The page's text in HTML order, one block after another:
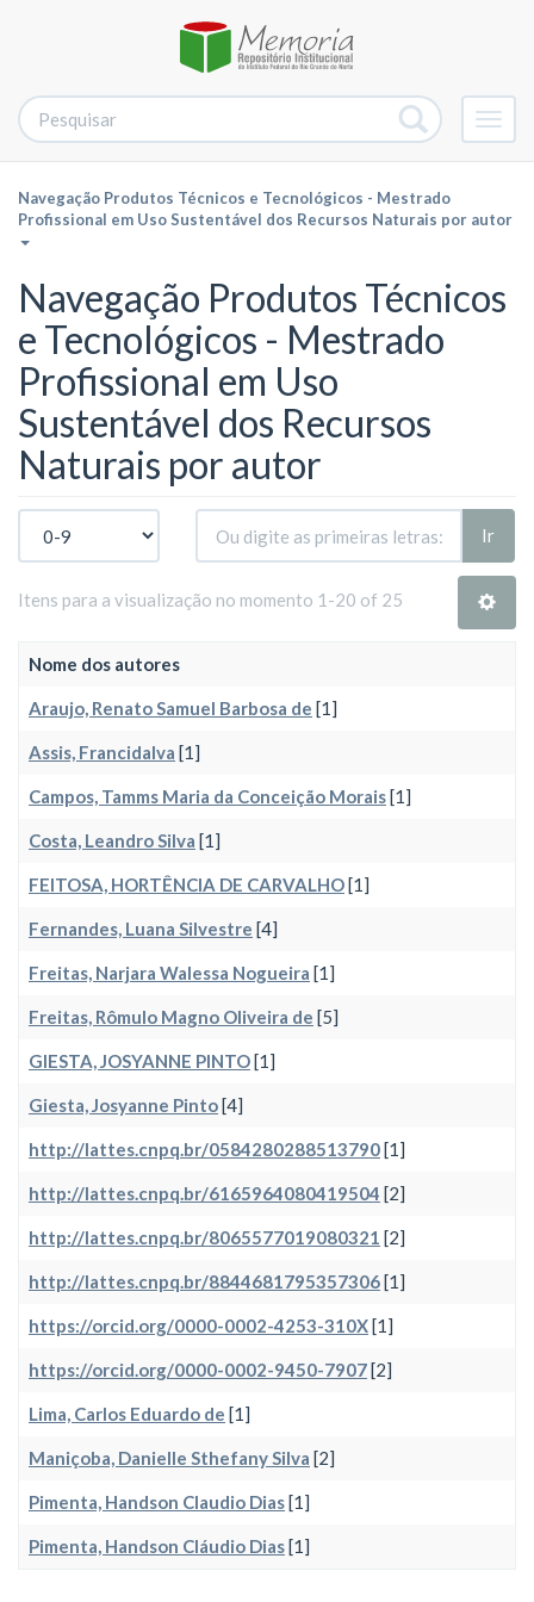
Navegação Produtos Técnicos e Tecnológicos - Mestrado
Profissional em Uso Sustentável dos Recursos Naturais por autor
Navegação Produtos Técnicos
e Tecnológicos - Mestrado
Profissional em Uso
Sustentável dos Recursos
Naturais por autor
Ir
Itens para a visualização no momento 1-20 of 25
Nome dos autores
Araujo, Renato Samuel Barbosa de [1]
Assis, Francidalva [1]
Campos, Tamms Maria da Conceição Morais[1]
Costa, Leandro Silva [1]
FEITOSA, HORTÊNCIA DE CARVALHO[1]
Fernandes, Luana Silvestre [4]
Freitas, Narjara Walessa Nogueira [1]
Freitas, Rômulo Magno Oliveira de [5]
GIESTA, JOSYANNE PINTO[1]
Giesta, Josyanne Pinto[4]
http://lattes.cnpq.br/0584280288513790[1]
http://lattes.cnpq.br/6165964080419504 [2]
http://lattes.cnpq.br/8065577019080321 [2]
http://lattes.cnpq.br/8844681795357306[1]
https://orcid.org/0000-0002-4253-310X[1]
https://orcid.org/0000-0002-9450-7907[2]
Lima, Carlos Eduardo de [1]
Maniçoba, Danielle Sthefany Silva [2]
Pimenta, Handson Claudio Dias[1]
Pimenta, Handson Cláudio Dias[1]